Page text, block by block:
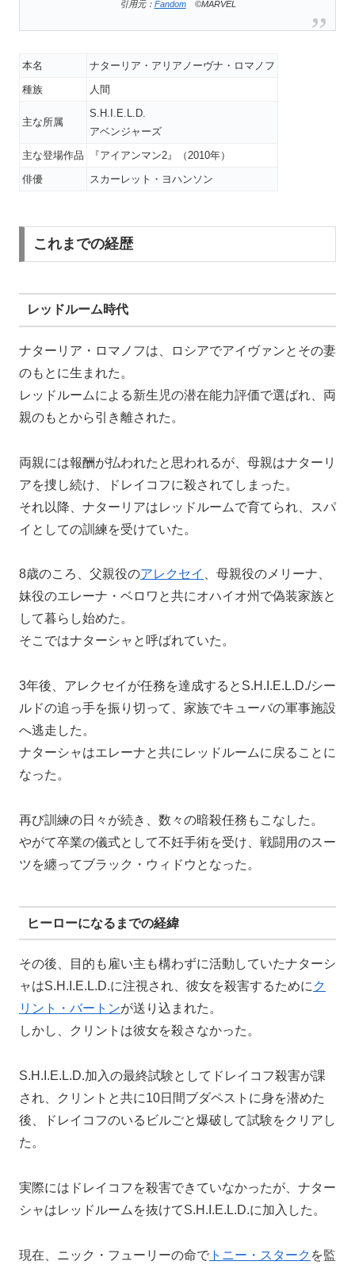
引用元： Fandom©MARVEL
本名
ナターリア・アリアノーヴナ・ロマノフ
種族
人間
主な所属
S.H.I.E.L.D.
アベンジャーズ
主な登場作品
『アイアンマン2』（2010年）
俳優
スカーレット・ヨハンソン
これまでの経歴
レッドルーム時代
ナターリア・ロマノフは、ロシアでアイヴァンとその妻
のもとに生まれた。
レッドルームによる新生児の潜在能力評価で選ばれ、両
親のもとから引き離された。
両親には報酬が払われたと思われるが、母親はナターリ
アを捜し続け、ドレイコフに殺されてしまった。
それ以降、ナターリアはレッドルームで育てられ、スパ
イとしての訓練を受けていた。
8歳のころ、父親役のアレクセイ
、母親役のメリーナ、
妹役のエレーナ・ベロワと共にオハイオ州で偽装家族と
して暮らし始めた。
そこではナターシャと呼ばれていた。
3年後、アレクセイが任務を達成するとS.H.I.E.L.D./シー
ルドの追っ手を振り切って、家族でキューバの軍事施設
へ逃走した。
ナターシャはエレーナと共にレッドルームに戻ることに
なった。
再び訓練の日々が続き、数々の暗殺任務もこなした。
やがて卒業の儀式として不妊手術を受け、戦闘用のスー
ツを纏ってブラック・ウィドウとなった。
ヒーローになるまでの経緯
その後、目的も雇い主も構わずに活動していたナターシ
ャはS.H.I.E.L.D.に注視され、彼女を殺害するためにク
リント・バートンが送り込まれた。
しかし、クリントは彼女を殺さなかった。
S.H.I.E.L.D.加入の最終試験としてドレイコフ殺害が課
され、クリントと共に10日間ブダペストに身を潜めた
後、ドレイコフのいるビルごと爆破して試験をクリアし
た。
実際にはドレイコフを殺害できていなかったが、ナター
シャはレッドルームを抜けてS.H.I.E.L.D.に加入した。
現在、ニック・フューリーの命で トニー・スターク を監